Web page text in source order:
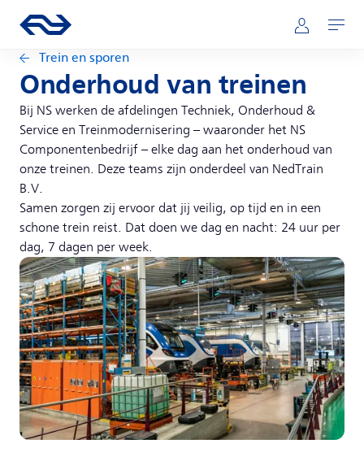
Hoofdnavigatie
Ga naar de homepage van ns.nl Mijn NS
Openen
Trein en sporen
Onderhoud van treinen
Bij NS werken de afdelingen Techniek, Onderhoud &
Service en Treinmodernisering – waaronder het NS
Componentenbedrijf – elke dag aan het onderhoud van
onze treinen. Deze teams zijn onderdeel van NedTrain
B.V.
Samen zorgen zij ervoor dat jij veilig, op tijd en in een
schone trein reist. Dat doen we dag en nacht: 24 uur per
dag, 7 dagen per week.